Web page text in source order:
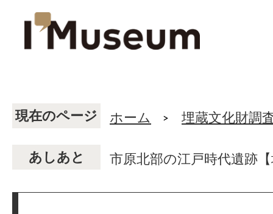
現在のページ ホーム 埋蔵文化財調
あしあと 市原北部の江戸時代遺跡